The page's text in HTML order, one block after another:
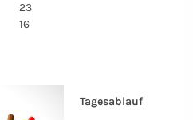
23
16
Tagesablauf